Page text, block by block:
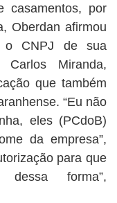
casamentos, por
Oberdan afirmou
o CNPJ de sua
Miranda,
que também
“Eu não
eles (PCdoB)
da empresa”,
para que
forma”,